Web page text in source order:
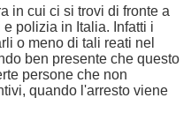
in cui ci si trovi di fronte a
polizia in Italia. Infatti i
o meno di tali reati nel
ben presente che questo
persone che non
quando l'arresto viene